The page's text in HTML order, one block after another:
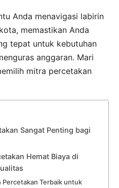
Anda menavigasi labirin
memastikan Anda
tepat untuk kebutuhan
anggaran. Mari
mitra percetakan
Sangat Penting bagi
Hemat Biaya di
Percetakan Terbaik untuk